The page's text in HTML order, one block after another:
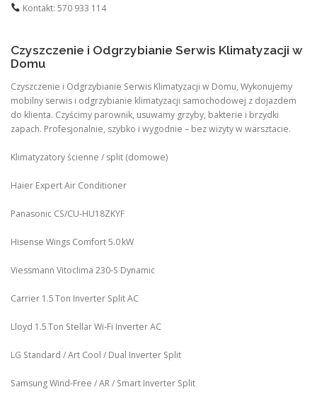
Kontakt: 570 933 114
Czyszczenie i Odgrzybianie Serwis Klimatyzacji w
Domu
Czyszczenie i Odgrzybianie Serwis Klimatyzacji w Domu, Wykonujemy
mobilny serwis i odgrzybianie klimatyzacji samochodowej z dojazdem
do klienta. Czyścimy parownik, usuwamy grzyby, bakterie i brzydki
zapach. Profesjonalnie, szybko i wygodnie – bez wizyty w warsztacie.
Klimatyzatory ścienne / split (domowe)
Haier Expert Air Conditioner
Panasonic CS/CU‑HU18ZKYF
Hisense Wings Comfort 5.0 kW
Viessmann Vitoclima 230‑S Dynamic
Carrier 1.5 Ton Inverter Split AC
Lloyd 1.5 Ton Stellar Wi‑Fi Inverter AC
LG Standard / Art Cool / Dual Inverter Split
Samsung Wind-Free / AR / Smart Inverter Split